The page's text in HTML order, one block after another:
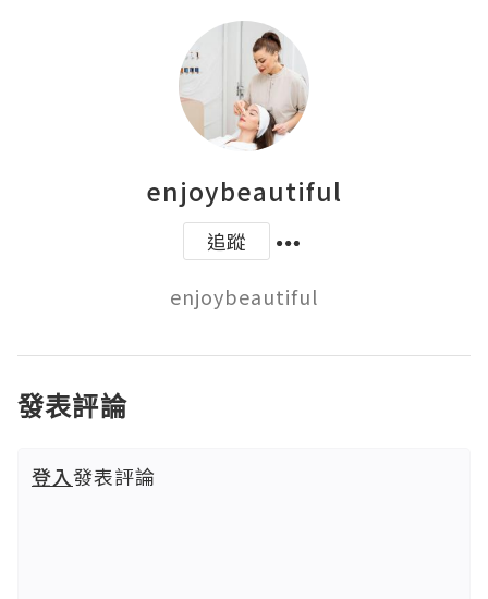
enjoybeautiful
追蹤
enjoybeautiful
發表評論
登入發表評論